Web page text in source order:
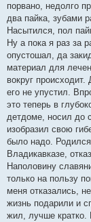
порвано, недолго
два пайка, зубами
Насытился, пол
Ну а пока я раз за
опустошал, да
материал для
вокруг
его не упустил.
это теперь в
детдоме, носил до
изобразил свою
было надо.
Владикавказе,
Наполовину
только на пользу
меня отказались,
жизнь подарили и
жил, лучше